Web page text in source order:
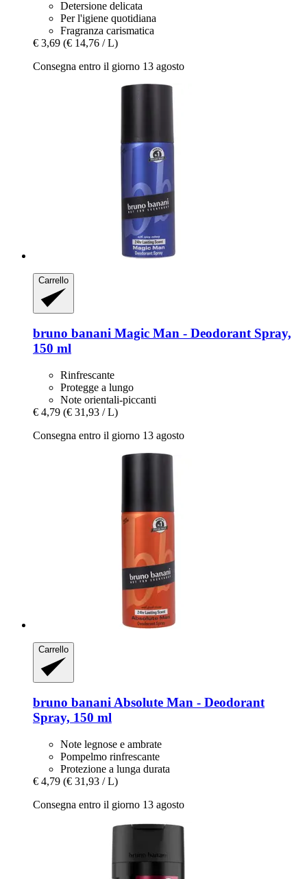
Detersione delicata
Per l'igiene quotidiana
Fragranza carismatica
€ 3,69 (€ 14,76 / L)
Consegna entro il giorno 13 agosto
Carrello
bruno banani Magic Man -​ Deodorant Spray,
150 ml
Rinfrescante
Protegge a lungo
Note orientali-piccanti
€ 4,79 (€ 31,93 / L)
Consegna entro il giorno 13 agosto
Carrello
bruno bananiAbsolute Man -​ Deodorant
Spray, 150 ml
Note legnose e ambrate
Pompelmo rinfrescante
Protezione a lunga durata
€ 4,79 (€ 31,93 / L)
Consegna entro il giorno 13 agosto